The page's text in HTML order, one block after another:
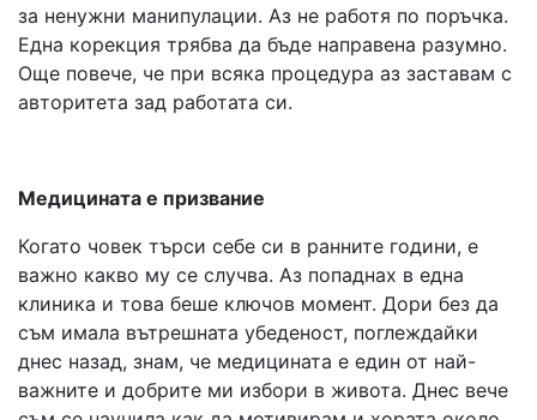
за ненужни манипулации. Аз не работя по поръчка.
Една корекция трябва да бъде направена разумно.
Още повече, че при всяка процедура аз заставам с
авторитета зад работата си.
Медицината е призвание
Когато човек търси себе си в ранните години, е
важно какво му се случва. Аз попаднах в една
клиника и това беше ключов момент. Дори без да
съм имала вътрешната убеденост, поглеждайки
днес назад, знам, че медицината е един от най-
важните и добрите ми избори в живота. Днес вече